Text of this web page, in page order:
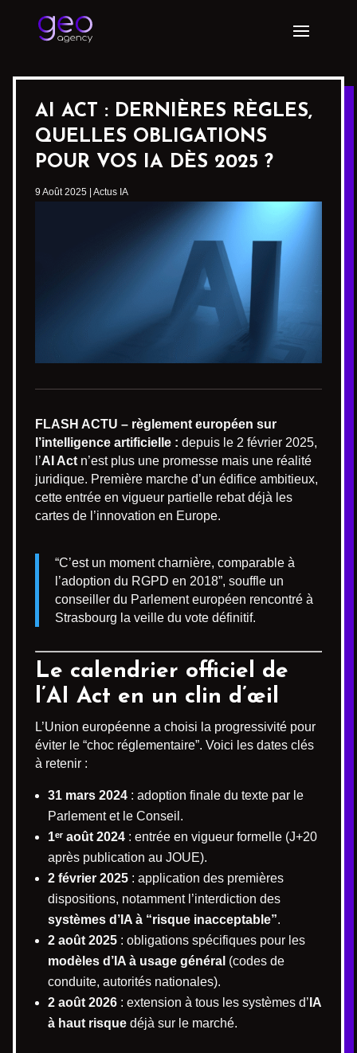
AI ACT : DERNIÈRES RÈGLES,
QUELLES OBLIGATIONS
POUR VOS IA DÈS 2025 ?
9 Août 2025 Actus IA
FLASH ACTU – règlement européen sur
l’intelligence artificielle : depuis le 2 février 2025,
l’AI Act n’est plus une promesse mais une réalité
juridique. Première marche d’un édifice ambitieux,
cette entrée en vigueur partielle rebat déjà les
cartes de l’innovation en Europe.
“C’est un moment charnière, comparable à
l’adoption du RGPD en 2018”, souffle un
conseiller du Parlement européen rencontré à
Strasbourg la veille du vote définitif.
Le calendrier officiel de
l’AI Act en un clin d’œil
L’Union européenne a choisi la progressivité pour
éviter le “choc réglementaire”. Voici les dates clés
à retenir :
31 mars 2024 : adoption finale du texte par le
Parlement et le Conseil.
1ᵉʳ août 2024 : entrée en vigueur formelle (J+20
après publication au JOUE).
2 février 2025 : application des premières
dispositions, notamment l’interdiction des
systèmes d’IA à “risque inacceptable”.
2 août 2025 : obligations spécifiques pour les
modèles d’IA à usage général (codes de
conduite, autorités nationales).
2 août 2026 : extension à tous les systèmes d’ IA
à haut risque déjà sur le marché.